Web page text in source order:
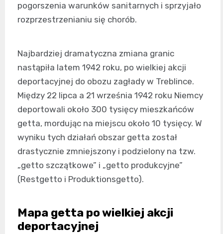
pogorszenia warunków sanitarnych i sprzyjało
rozprzestrzenianiu się chorób.
Najbardziej dramatyczna zmiana granic
nastąpiła latem 1942 roku, po wielkiej akcji
deportacyjnej do obozu zagłady w Treblince.
Między 22 lipca a 21 września 1942 roku Niemcy
deportowali około 300 tysięcy mieszkańców
getta, mordując na miejscu około 10 tysięcy. W
wyniku tych działań obszar getta został
drastycznie zmniejszony i podzielony na tzw.
„getto szczątkowe” i „getto produkcyjne”
(Restgetto i Produktionsgetto).
Mapa getta po wielkiej akcji
deportacyjnej